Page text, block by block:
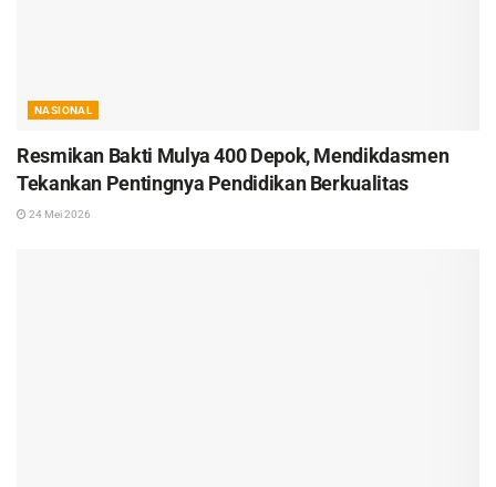
NASIONAL
Resmikan Bakti Mulya 400 Depok, Mendikdasmen
Tekankan Pentingnya Pendidikan Berkualitas
24 Mei 2026